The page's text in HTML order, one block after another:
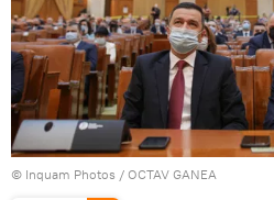
© Inquam Photos / OCTAV GANEA